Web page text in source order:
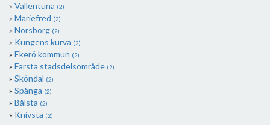
Vallentuna (2)
Mariefred (2)
Norsborg (2)
Kungens kurva (2)
Ekerö kommun (2)
Farsta stadsdelsområde (2)
Sköndal (2)
Spånga (2)
Bålsta (2)
Knivsta (2)